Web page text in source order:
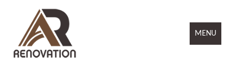
MENU